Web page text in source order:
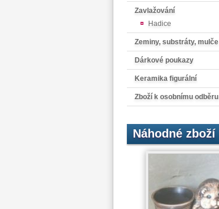
Zavlažování
Hadice
Zeminy, substráty, mulče
Dárkové poukazy
Keramika figurální
Zboží k osobnímu odběru
Náhodné zboží